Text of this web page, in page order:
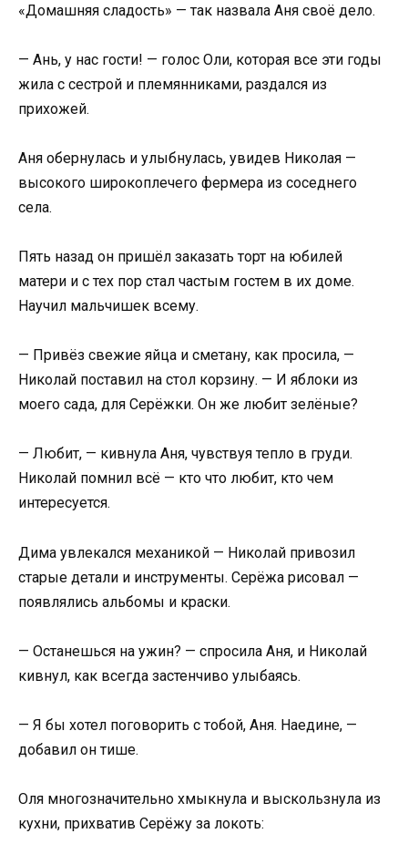
«Домашняя сладость» — так назвала Аня своё дело.
— Ань, у нас гости! — голос Оли, которая все эти годы
жила с сестрой и племянниками, раздался из
прихожей.
Аня обернулась и улыбнулась, увидев Николая —
высокого широкоплечего фермера из соседнего
села.
Пять назад он пришёл заказать торт на юбилей
матери и с тех пор стал частым гостем в их доме.
Научил мальчишек всему.
— Привёз свежие яйца и сметану, как просила, —
Николай поставил на стол корзину. — И яблоки из
моего сада, для Серёжки. Он же любит зелёные?
— Любит, — кивнула Аня, чувствуя тепло в груди.
Николай помнил всё — кто что любит, кто чем
интересуется.
Дима увлекался механикой — Николай привозил
старые детали и инструменты. Серёжа рисовал —
появлялись альбомы и краски.
— Останешься на ужин? — спросила Аня, и Николай
кивнул, как всегда застенчиво улыбаясь.
— Я бы хотел поговорить с тобой, Аня. Наедине, —
добавил он тише.
Оля многозначительно хмыкнула и выскользнула из
кухни, прихватив Серёжу за локоть: